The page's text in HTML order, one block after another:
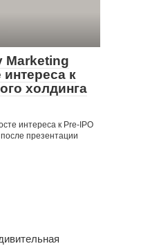
Marketing
интереса к
холдинга
интереса к Pre-IPO
презентации